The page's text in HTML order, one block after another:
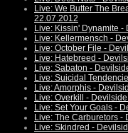
Live: We Butter The
22.07.2012
Live: Kissin' Dynamite
Live: Kellermensch -
Live: October File -
Live: Hatebreed -
Live: Sabaton -
Live: Suicidal
Live: Amorphis -
Live: Overkill -
Live: Set Your Goals -
Live: The Carburetors -
Live: Skindred -